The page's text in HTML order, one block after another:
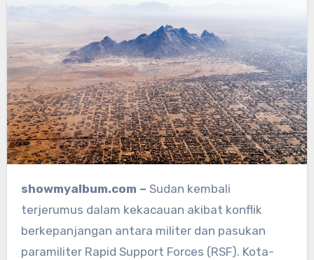
showmyalbum.com – Sudan kembali
terjerumus dalam kekacauan akibat konflik
berkepanjangan antara militer dan pasukan
paramiliter Rapid Support Forces (RSF). Kota-